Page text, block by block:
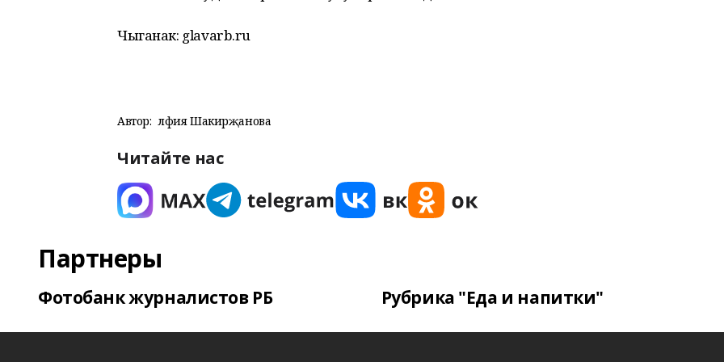
Чыганак: glavarb.ru
Автор: Әлфия Шакирҗанова
Читайте нас
Партнеры
Фотобанк журналистов РБ Рубрика "Еда и напитки"